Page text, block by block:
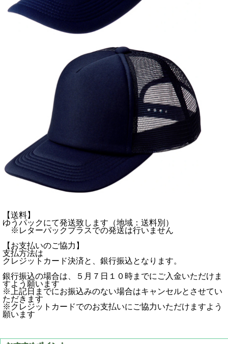
【送料】
ゆうパックにて発送致します（地域：送料別）
※レターパックプラスでの発送は行いません
【お支払いのご協力】
支払方法は
クレジットカード決済と、銀行振込となります。
銀行振込の場合は、５月７日１０時までにご入金いただけま
すよう願います
※上記日までにお振込みのない場合はキャンセルとさせてい
ただきます
※クレジットカードでのお支払いにご協力いただけますよう
願います